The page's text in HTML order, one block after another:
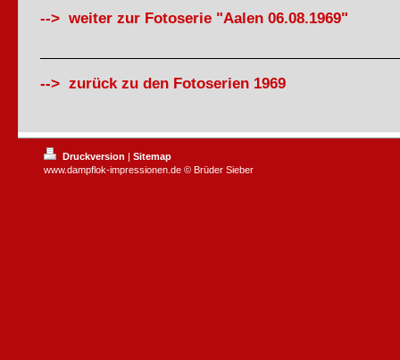
--> weiter zur Fotoserie "Aalen 06.08.1969"
--> zurück zu den Fotoserien 1969
Druckversion | Sitemap
www.dampflok-impressionen.de © Brüder Sieber